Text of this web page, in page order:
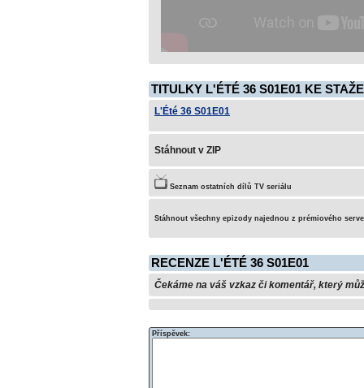
TITULKY L'ÉTÉ 36 S01E01 KE
L'Été 36 S01E01
Stáhnout v ZIP
Seznam ostatních dílů TV seriálu
Stáhnout všechny epizody najednou z prémiového
RECENZE L'ÉTÉ 36 S01E01
Čekáme na váš vzkaz či komentář, který
Příspěvek: